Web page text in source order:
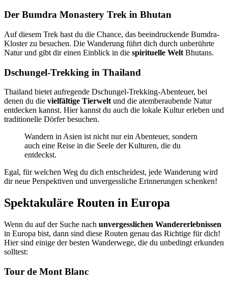
Der Bumdra Monastery Trek in Bhutan
Auf diesem Trek hast du die Chance, das beeindruckende Bumdra-
Kloster zu besuchen. Die Wanderung führt dich durch unberührte
Natur und gibt dir einen Einblick in die spirituelle Welt Bhutans.
Dschungel-Trekking in Thailand
Thailand bietet aufregende Dschungel-Trekking-Abenteuer, bei
denen du die vielfältige Tierwelt und die atemberaubende Natur
entdecken kannst. Hier kannst du auch die lokale Kultur erleben und
traditionelle Dörfer besuchen.
Wandern in Asien ist nicht nur ein Abenteuer, sondern
auch eine Reise in die Seele der Kulturen, die du
entdeckst.
Egal, für welchen Weg du dich entscheidest, jede Wanderung wird
dir neue Perspektiven und unvergessliche Erinnerungen schenken!
Spektakuläre Routen in Europa
Wenn du auf der Suche nach unvergesslichen Wandererlebnissen
in Europa bist, dann sind diese Routen genau das Richtige für dich!
Hier sind einige der besten Wanderwege, die du unbedingt erkunden
solltest:
Tour de Mont Blanc